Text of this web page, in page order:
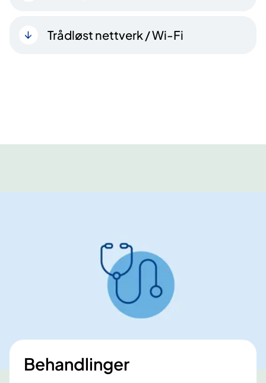
Trådløst nettverk / Wi-Fi
Behandlinger